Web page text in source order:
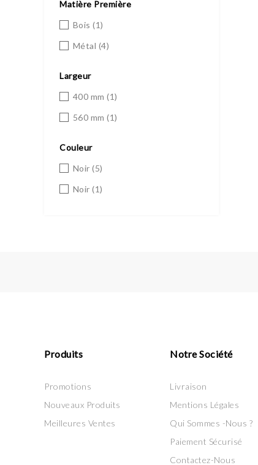
Matière Première
Bois (1)
Métal (4)
Largeur
400 mm (1)
560 mm (1)
Couleur
Noir (5)
Noir (1)
Produits
Promotions
Nouveaux Produits
Meilleures Ventes
Notre Société
Livraison
Mentions Légales
Qui Sommes -Nous ?
Paiement Sécurisé
Contactez-Nous